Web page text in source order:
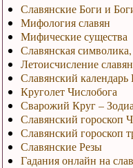
Славянские Боги и
Мифология славян
Мифические существа
Славянская
Летоисчисление славян
Славянский
Круголет Числобога
Сварожий Круг –
Славянский гороскоп
Славянский гороскоп
Славянские Резы
Гадания онлайн на